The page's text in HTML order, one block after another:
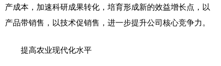
产成本，加速科研成果转化，培育形成新的效益增长点，以
产品带销售，以技术促销售，进一步提升公司核心竞争力。
提高农业现代化水平